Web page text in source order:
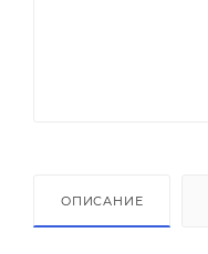
ОПИСАНИЕ